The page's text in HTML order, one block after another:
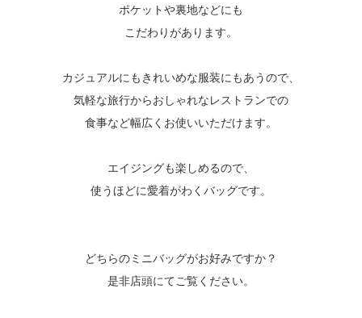
ポケットや裏地などにも
こだわりがあります。
カジュアルにもきれいめな服装にもあうので、
気軽な旅行からおしゃれなレストランでの
食事など幅広くお使いいただけます。
エイジングも楽しめるので、
使うほどに愛着がわくバッグです。
どちらのミニバッグがお好みですか？
是非店頭にてご覧ください。